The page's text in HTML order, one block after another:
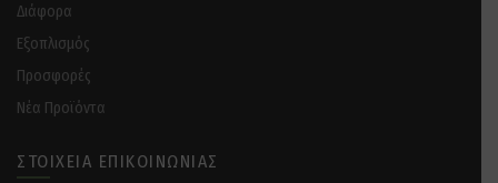
Διάφορα
Eξοπλισμός
Προσφορές
Νέα Προϊόντα
ΣΤΟΙΧΕΊΑ ΕΠΙΚΟΙΝΩΝΊΑΣ